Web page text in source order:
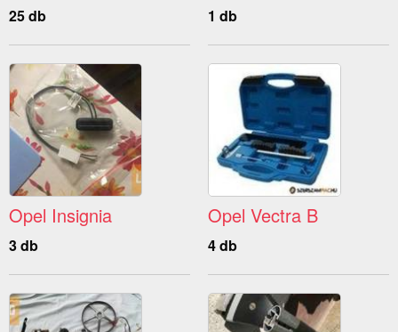
25 db 1 db
Opel Insignia
3 db
Opel Vectra B
4 db